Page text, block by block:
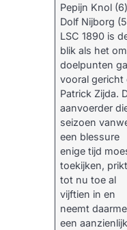
Pepijn Knol
Dolf Nijborg
LSC 1890 is
blik als het om
doelpunten
vooral gericht
Patrick Zijda.
aanvoerder
seizoen
een blessure
enige tijd
toekijken,
tot nu toe al
vijftien in en
neemt
een aanzienlijk